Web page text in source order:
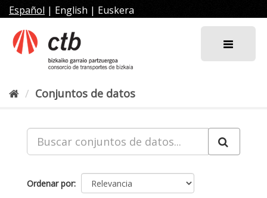
al
contenido
Español | English | Euskera
Conjuntos de datos
Ordenar por